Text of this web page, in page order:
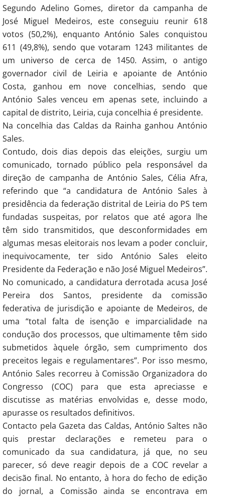
Segundo Adelino Gomes, diretor da campanha de
José Miguel Medeiros, este conseguiu reunir 618
votos (50,2%), enquanto António Sales conquistou
611 (49,8%), sendo que votaram 1243 militantes de
um universo de cerca de 1450. Assim, o antigo
governador civil de Leiria e apoiante de António
Costa, ganhou em nove concelhias, sendo que
António Sales venceu em apenas sete, incluindo a
capital de distrito, Leiria, cuja concelhia é presidente.
Na concelhia das Caldas da Rainha ganhou António
Sales.
Contudo, dois dias depois das eleições, surgiu um
comunicado, tornado público pela responsável da
direção de campanha de António Sales, Célia Afra,
referindo que “a candidatura de António Sales à
presidência da federação distrital de Leiria do PS tem
fundadas suspeitas, por relatos que até agora lhe
têm sido transmitidos, que desconformidades em
algumas mesas eleitorais nos levam a poder concluir,
inequivocamente, ter sido António Sales eleito
Presidente da Federação e não José Miguel Medeiros”.
No comunicado, a candidatura derrotada acusa José
Pereira dos Santos, presidente da comissão
federativa de jurisdição e apoiante de Medeiros, de
uma “total falta de isenção e imparcialidade na
condução dos processos, que ultimamente têm sido
submetidos àquele órgão, sem cumprimento dos
preceitos legais e regulamentares”. Por isso mesmo,
António Sales recorreu à Comissão Organizadora do
Congresso (COC) para que esta apreciasse e
discutisse as matérias envolvidas e, desse modo,
apurasse os resultados definitivos.
Contacto pela Gazeta das Caldas, António Saltes não
quis prestar declarações e remeteu para o
comunicado da sua candidatura, já que, no seu
parecer, só deve reagir depois de a COC revelar a
decisão final. No entanto, à hora do fecho de edição
do jornal, a Comissão ainda se encontrava em